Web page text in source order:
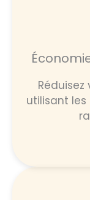
utilisant les